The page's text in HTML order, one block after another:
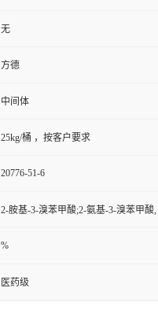
无
方德
中间体
25kg/桶 ，按客户要求
20776-51-6
2-胺基-3-溴苯甲酸;2-氨基-3-溴苯甲
%
医药级